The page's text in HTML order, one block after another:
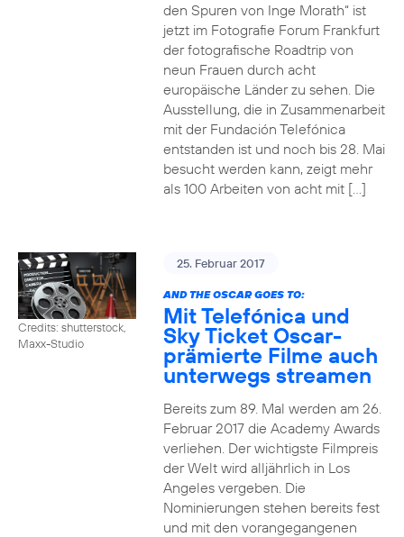
den Spuren von Inge Morath“ ist
jetzt im Fotografie Forum Frankfurt
der fotografische Roadtrip von
neun Frauen durch acht
europäische Länder zu sehen. Die
Ausstellung, die in Zusammenarbeit
mit der Fundación Telefónica
entstanden ist und noch bis 28. Mai
besucht werden kann, zeigt mehr
als 100 Arbeiten von acht mit […]
Credits: shutterstock,
Maxx-Studio
25. Februar 2017
AND THE OSCAR GOES TO:
Mit Telefónica und
Sky Ticket Oscar-
prämierte Filme auch
unterwegs streamen
Bereits zum 89. Mal werden am 26.
Februar 2017 die Academy Awards
verliehen. Der wichtigste Filmpreis
der Welt wird alljährlich in Los
Angeles vergeben. Die
Nominierungen stehen bereits fest
und mit den vorangegangenen